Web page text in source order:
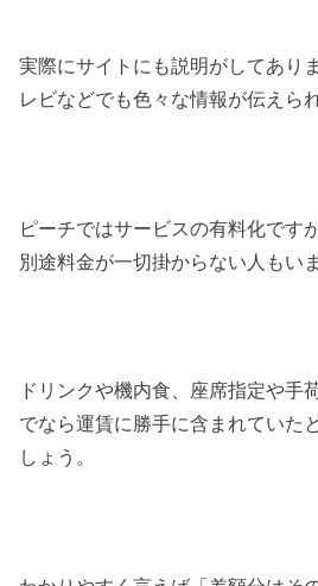
実際にサイトにも説明がしてあり
レビなどでも色々な情報が伝えら
ピーチではサービスの有料化です
別途料金が一切掛からない人もい
ドリンクや機内食、座席指定や手
でなら運賃に勝手に含まれていた
しょう。